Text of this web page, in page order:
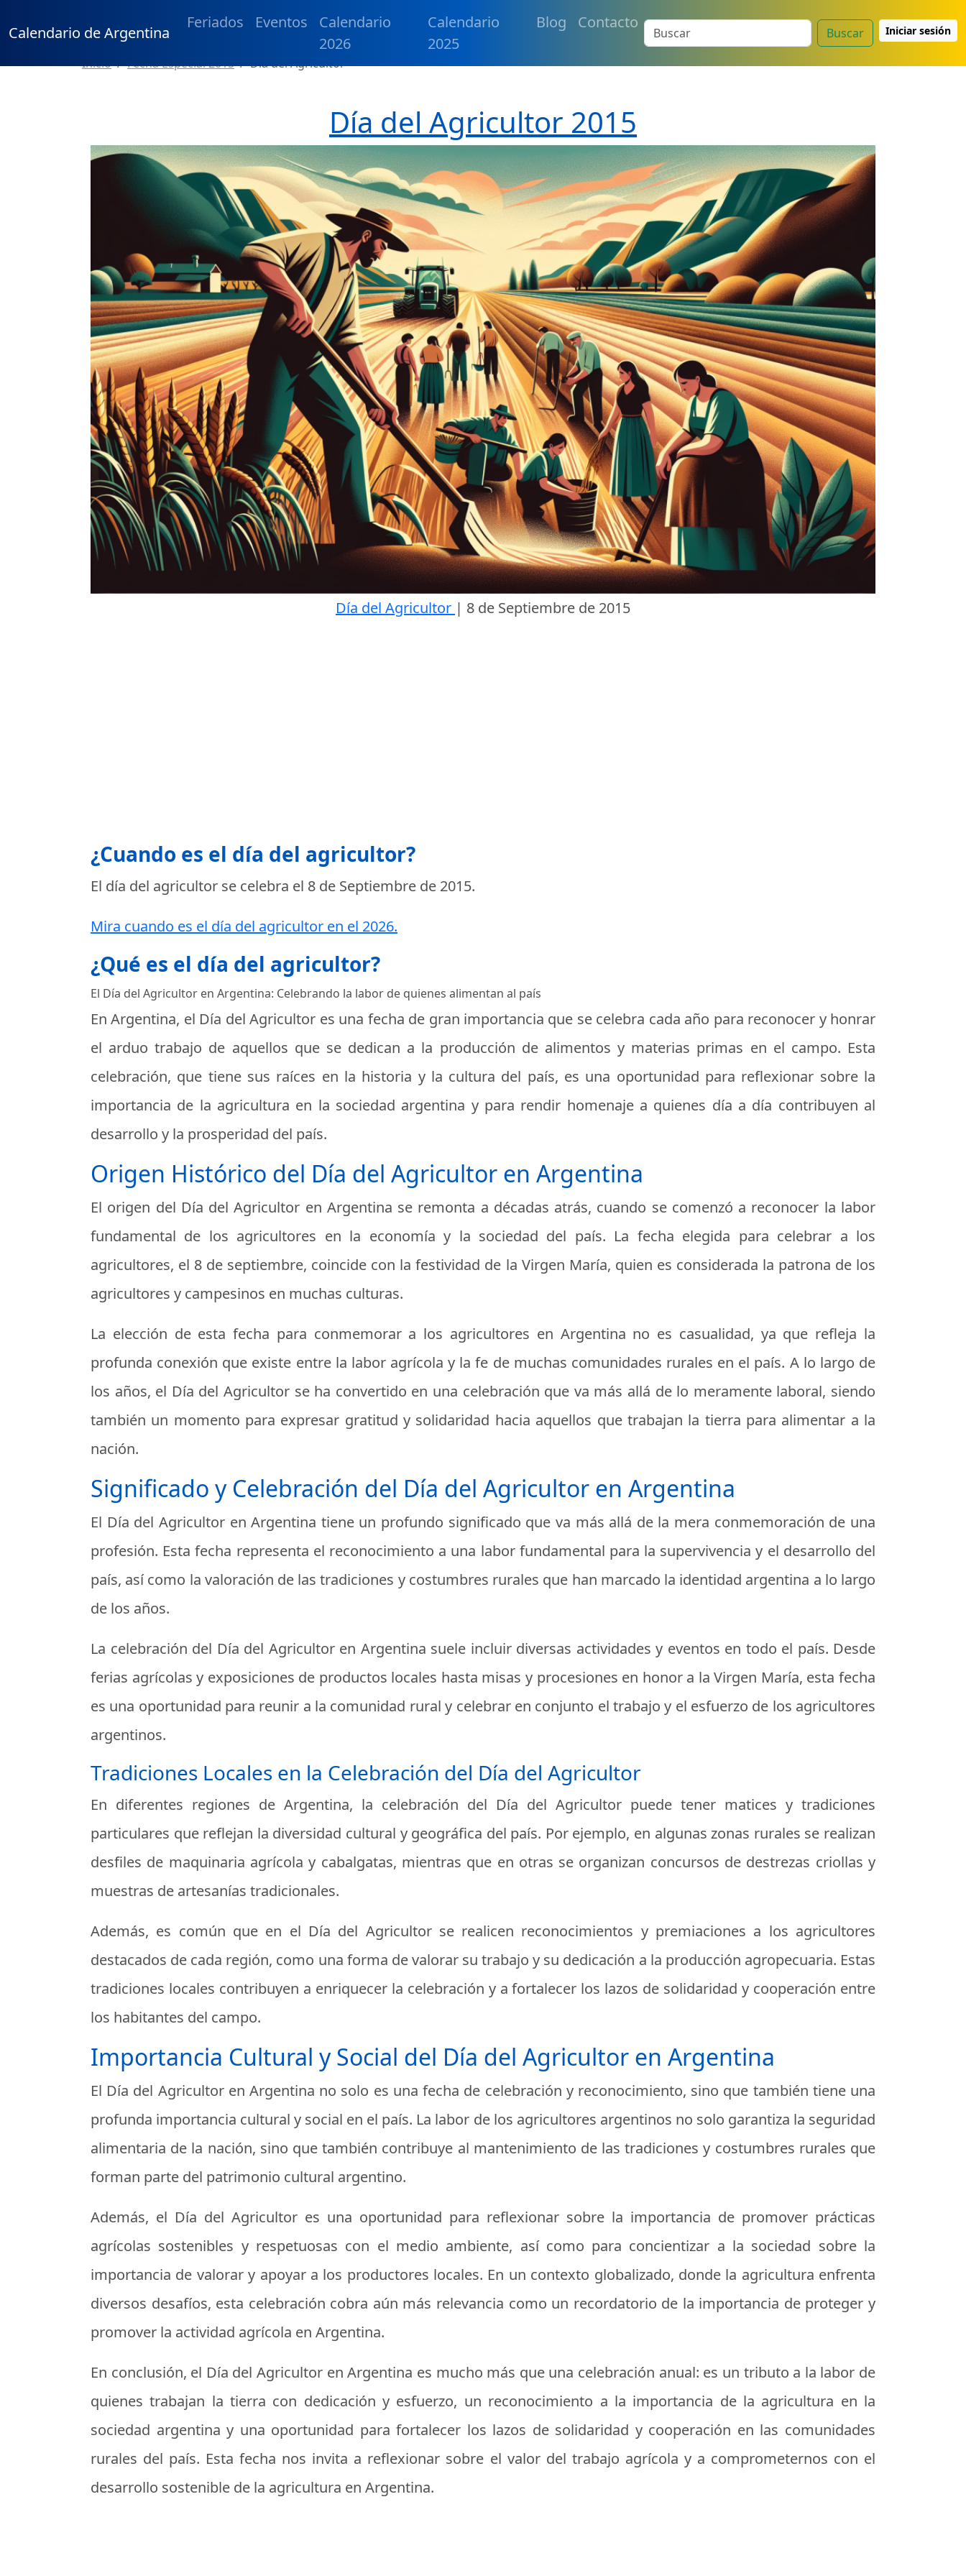
Calendario de Argentina
Feriados Eventos
Calendario
2026
Calendario
2025
Blog Contacto
Buscar Iniciar sesión
Inicio Fecha Especial 2015 Día del Agricultor
Día del Agricultor 2015
Día del Agricultor | 8 de Septiembre de 2015
¿Cuando es el día del agricultor?
El día del agricultor se celebra el 8 de Septiembre de 2015.
Mira cuando es el día del agricultor en el 2026.
¿Qué es el día del agricultor?
El Día del Agricultor en Argentina: Celebrando la labor de quienes alimentan al país
En Argentina, el Día del Agricultor es una fecha de gran importancia que se celebra cada año para reconocer y honrar
el arduo trabajo de aquellos que se dedican a la producción de alimentos y materias primas en el campo. Esta
celebración, que tiene sus raíces en la historia y la cultura del país, es una oportunidad para reflexionar sobre la
importancia de la agricultura en la sociedad argentina y para rendir homenaje a quienes día a día contribuyen al
desarrollo y la prosperidad del país.
Origen Histórico del Día del Agricultor en Argentina
El origen del Día del Agricultor en Argentina se remonta a décadas atrás, cuando se comenzó a reconocer la labor
fundamental de los agricultores en la economía y la sociedad del país. La fecha elegida para celebrar a los
agricultores, el 8 de septiembre, coincide con la festividad de la Virgen María, quien es considerada la patrona de los
agricultores y campesinos en muchas culturas.
La elección de esta fecha para conmemorar a los agricultores en Argentina no es casualidad, ya que refleja la
profunda conexión que existe entre la labor agrícola y la fe de muchas comunidades rurales en el país. A lo largo de
los años, el Día del Agricultor se ha convertido en una celebración que va más allá de lo meramente laboral, siendo
también un momento para expresar gratitud y solidaridad hacia aquellos que trabajan la tierra para alimentar a la
nación.
Significado y Celebración del Día del Agricultor en Argentina
El Día del Agricultor en Argentina tiene un profundo significado que va más allá de la mera conmemoración de una
profesión. Esta fecha representa el reconocimiento a una labor fundamental para la supervivencia y el desarrollo del
país, así como la valoración de las tradiciones y costumbres rurales que han marcado la identidad argentina a lo largo
de los años.
La celebración del Día del Agricultor en Argentina suele incluir diversas actividades y eventos en todo el país. Desde
ferias agrícolas y exposiciones de productos locales hasta misas y procesiones en honor a la Virgen María, esta fecha
es una oportunidad para reunir a la comunidad rural y celebrar en conjunto el trabajo y el esfuerzo de los agricultores
argentinos.
Tradiciones Locales en la Celebración del Día del Agricultor
En diferentes regiones de Argentina, la celebración del Día del Agricultor puede tener matices y tradiciones
particulares que reflejan la diversidad cultural y geográfica del país. Por ejemplo, en algunas zonas rurales se realizan
desfiles de maquinaria agrícola y cabalgatas, mientras que en otras se organizan concursos de destrezas criollas y
muestras de artesanías tradicionales.
Además, es común que en el Día del Agricultor se realicen reconocimientos y premiaciones a los agricultores
destacados de cada región, como una forma de valorar su trabajo y su dedicación a la producción agropecuaria. Estas
tradiciones locales contribuyen a enriquecer la celebración y a fortalecer los lazos de solidaridad y cooperación entre
los habitantes del campo.
Importancia Cultural y Social del Día del Agricultor en Argentina
El Día del Agricultor en Argentina no solo es una fecha de celebración y reconocimiento, sino que también tiene una
profunda importancia cultural y social en el país. La labor de los agricultores argentinos no solo garantiza la seguridad
alimentaria de la nación, sino que también contribuye al mantenimiento de las tradiciones y costumbres rurales que
forman parte del patrimonio cultural argentino.
Además, el Día del Agricultor es una oportunidad para reflexionar sobre la importancia de promover prácticas
agrícolas sostenibles y respetuosas con el medio ambiente, así como para concientizar a la sociedad sobre la
importancia de valorar y apoyar a los productores locales. En un contexto globalizado, donde la agricultura enfrenta
diversos desafíos, esta celebración cobra aún más relevancia como un recordatorio de la importancia de proteger y
promover la actividad agrícola en Argentina.
En conclusión, el Día del Agricultor en Argentina es mucho más que una celebración anual: es un tributo a la labor de
quienes trabajan la tierra con dedicación y esfuerzo, un reconocimiento a la importancia de la agricultura en la
sociedad argentina y una oportunidad para fortalecer los lazos de solidaridad y cooperación en las comunidades
rurales del país. Esta fecha nos invita a reflexionar sobre el valor del trabajo agrícola y a comprometernos con el
desarrollo sostenible de la agricultura en Argentina.